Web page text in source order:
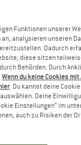
Funktionen unserer
analysieren unseren
Dadurch
diese sitzen
Behörden. Durch
Wenn du keine Cookies
. Du kannst deine
Deine
Einstellungen“ im
auch zu Risiken der